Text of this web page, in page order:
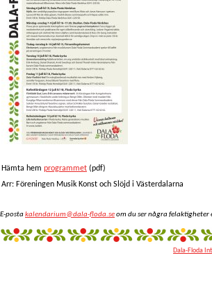
Hämta hem programmet (pdf)
Arr: Föreningen Musik Konst och Slöjd i Västerdalarna
E-postakalendarium@dala-floda.seom du ser några
Dala-Floda